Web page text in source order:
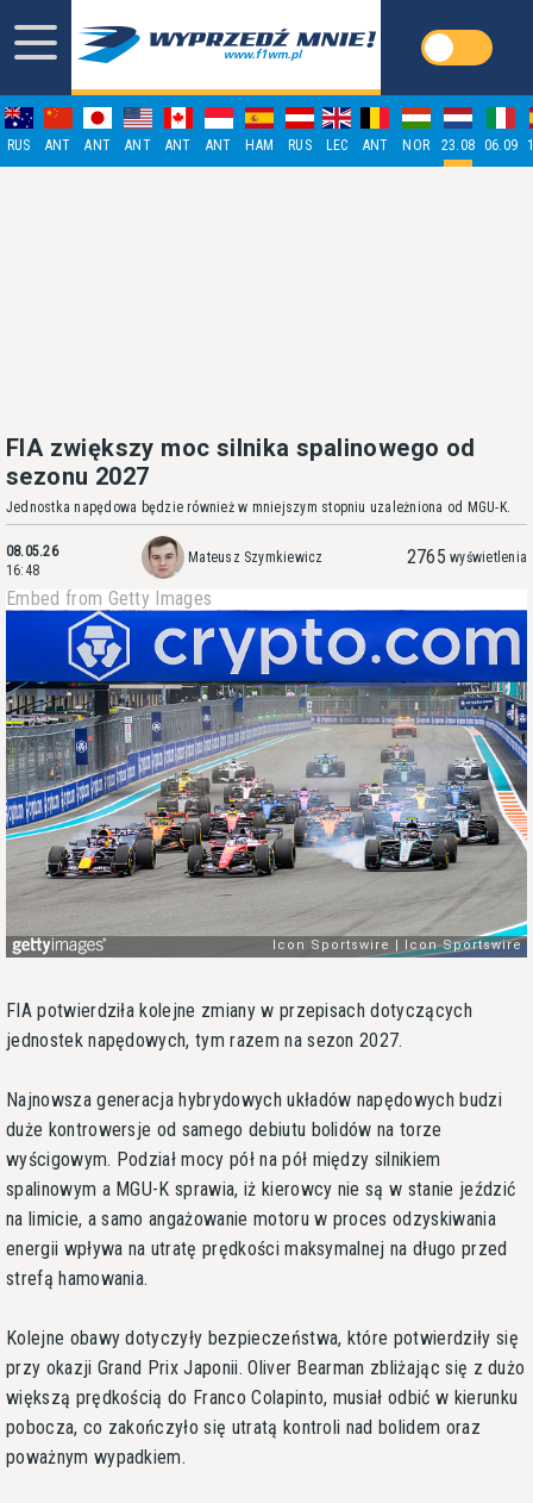
RUS ANT ANT ANT ANT ANT HAM RUS LEC ANT NOR 23.08 06.09
FIA zwiększy moc silnika spalinowego od
sezonu 2027
Jednostka napędowa będzie również w mniejszym stopniu uzależniona od MGU-K.
08.05.26
16:48
Mateusz Szymkiewicz 2765 wyświetlenia
Embed from Getty Images
FIA potwierdziła kolejne zmiany w przepisach dotyczących
jednostek napędowych, tym razem na sezon 2027.
Najnowsza generacja hybrydowych układów napędowych budzi
duże kontrowersje od samego debiutu bolidów na torze
wyścigowym. Podział mocy pół na pół między silnikiem
spalinowym a MGU-K sprawia, iż kierowcy nie są w stanie jeździć
na limicie, a samo angażowanie motoru w proces odzyskiwania
energii wpływa na utratę prędkości maksymalnej na długo przed
strefą hamowania.
Kolejne obawy dotyczyły bezpieczeństwa, które potwierdziły się
przy okazji Grand Prix Japonii. Oliver Bearman zbliżając się z dużo
większą prędkością do Franco Colapinto, musiał odbić w kierunku
pobocza, co zakończyło się utratą kontroli nad bolidem oraz
poważnym wypadkiem.